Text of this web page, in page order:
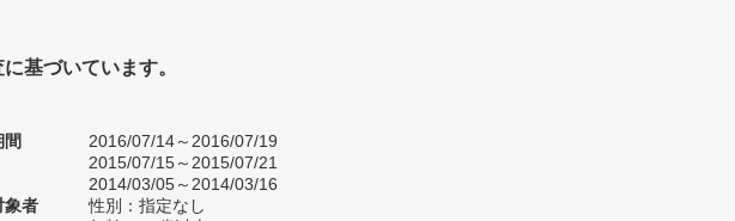
基づいています。
2016/07/14～2016/07/19
2015/07/15～2015/07/21
2014/03/05～2014/03/16
象者
性別：指定なし